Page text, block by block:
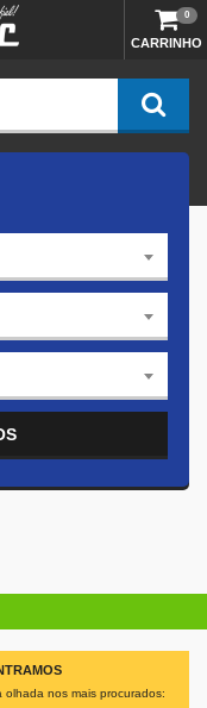
CARRINHO
0
olhada nos mais procurados: